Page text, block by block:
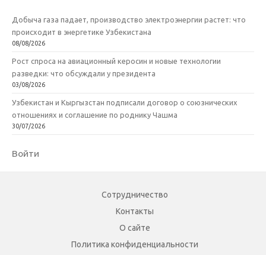
Добыча газа падает, производство электроэнергии растет: что
происходит в энергетике Узбекистана
08/08/2026
Рост спроса на авиационный керосин и новые технологии
разведки: что обсуждали у президента
03/08/2026
Узбекистан и Кыргызстан подписали договор о союзнических
отношениях и соглашение по роднику Чашма
30/07/2026
Войти
Сотрудничество
Контакты
О сайте
Политика конфиденциальности